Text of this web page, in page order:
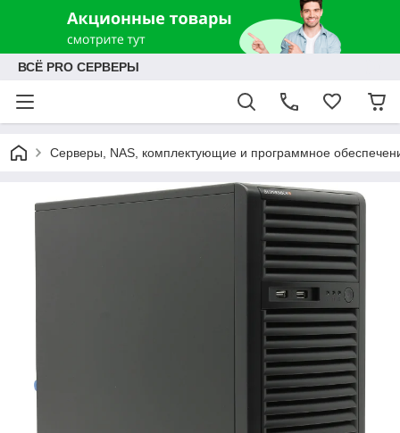
ВСЁ PRO СЕРВЕРЫ
Серверы, NAS, комплектующие и программное